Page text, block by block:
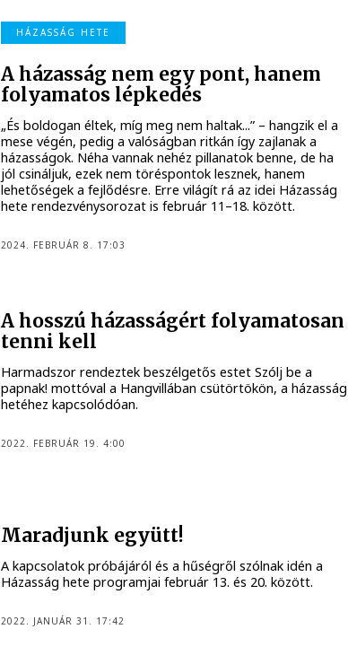
HÁZASSÁG HETE
A házasság nem egy pont, hanem
folyamatos lépkedés
„És boldogan éltek, míg meg nem haltak...” – hangzik el a
mese végén, pedig a valóságban ritkán így zajlanak a
házasságok. Néha vannak nehéz pillanatok benne, de ha
jól csináljuk, ezek nem töréspontok lesznek, hanem
lehetőségek a fejlődésre. Erre világít rá az idei Házasság
hete rendezvénysorozat is február 11–18. között.
2024. FEBRUÁR 8. 17:03
A hosszú házasságért folyamatosan
tenni kell
Harmadszor rendeztek beszélgetős estet Szólj be a
papnak! mottóval a Hangvillában csütörtökön, a házasság
hetéhez kapcsolódóan.
2022. FEBRUÁR 19. 4:00
Maradjunk együtt!
A kapcsolatok próbájáról és a hűségről szólnak idén a
Házasság hete programjai február 13. és 20. között.
2022. JANUÁR 31. 17:42